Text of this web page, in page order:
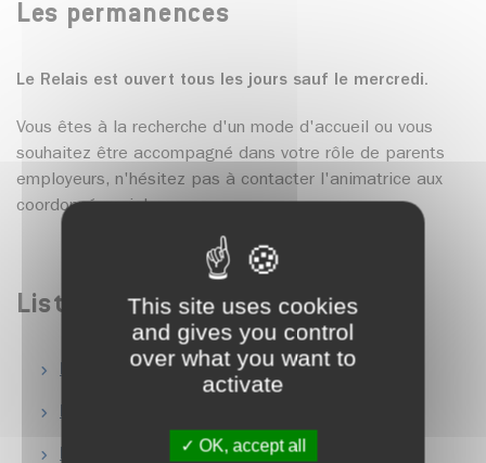
This site uses cookies
and gives you control
over what you want to
activate
OK, accept all
Les permanences
Le Relais est ouvert tous les jours sauf le mercredi.
Vous êtes à la recherche d'un mode d'accueil ou vous
souhaitez être accompagné dans votre rôle de parents
employeurs, n'hésitez pas à contacter l'animatrice aux
coordonnées ci-dessus.
Liste des Assistants Maternels
Pour la commune de Tencin
Pour la commune de Le Champ Près Froges
Pour la commune de La Pierre